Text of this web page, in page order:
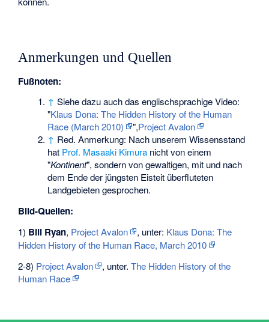
Anmerkungen und Quellen
Fußnoten:
↑ Siehe dazu auch das englischsprachige Video:
"Klaus Dona: The Hidden History of the Human
Race (March 2010)
",Project Avalon
↑ Red. Anmerkung: Nach unserem Wissensstand
hat Prof. Masaaki Kimura nicht von einem
"Kontinent", sondern von gewaltigen, mit und nach
dem Ende der jüngsten Eisteit überfluteten
Landgebieten gesprochen.
Bild-Quellen:
1) Bill Ryan, Project Avalon , unter: Klaus Dona: The
Hidden History of the Human Race, March 2010
2-8) Project Avalon , unter.The Hidden History of the
Human Race